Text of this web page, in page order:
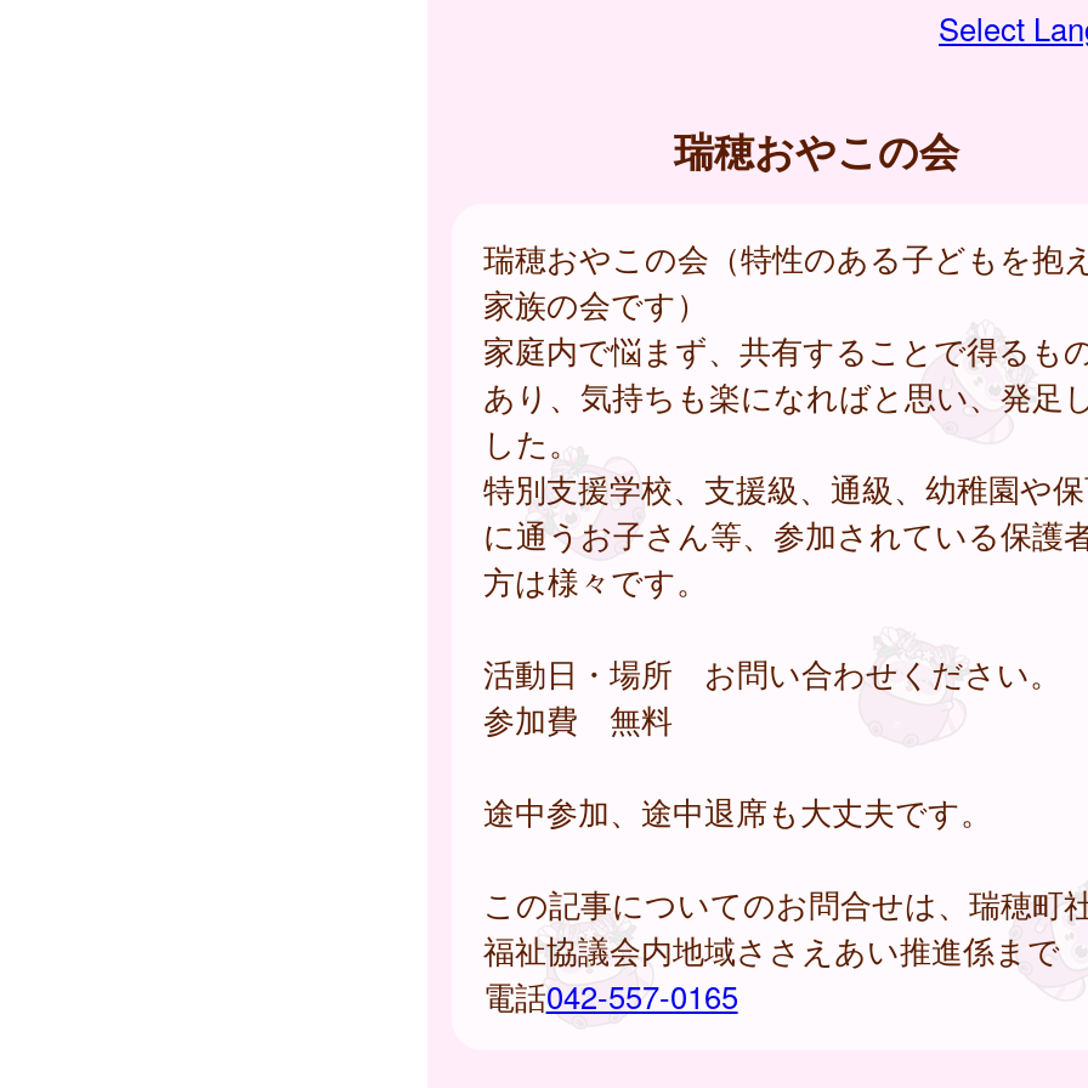
Select
瑞穂おやこの会
瑞穂おやこの会（特性のある子どもを抱
家族の会です）
家庭内で悩まず、共有することで得るも
あり、気持ちも楽になればと思い、発足
した。
特別支援学校、支援級、通級、幼稚園や
に通うお子さん等、参加されている保護
方は様々です。
活動日・場所 お問い合わせください。
参加費 無料
途中参加、途中退席も大丈夫です。
この記事についてのお問合せは、瑞穂町
福祉協議会内地域ささえあい推進係まで
電話042-557-0165